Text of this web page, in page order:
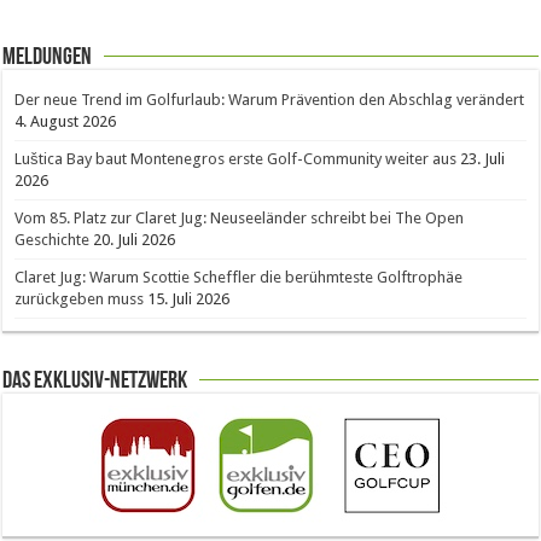
Meldungen
Der neue Trend im Golfurlaub: Warum Prävention den Abschlag verändert
4. August 2026
Luštica Bay baut Montenegros erste Golf-Community weiter aus 23. Juli
2026
Vom 85. Platz zur Claret Jug: Neuseeländer schreibt bei The Open
Geschichte 20. Juli 2026
Claret Jug: Warum Scottie Scheffler die berühmteste Golftrophäe
zurückgeben muss 15. Juli 2026
Das Exklusiv-Netzwerk